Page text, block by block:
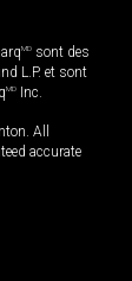
MD sont des
L.P. et sont
MD Inc.
All
accurate